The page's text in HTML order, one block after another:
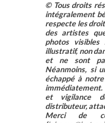
© Tous droits
intégralement
respecte les
des artistes
photos
illustratif, non
et ne sont
Néanmoins, si
échappé à
immédiatement.
et vigilance
distributeur,
Merci de